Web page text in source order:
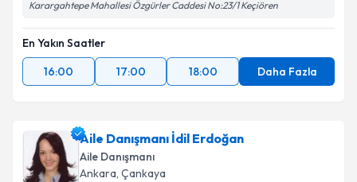
Karargahtepe Mahallesi Özgürler Caddesi No:23/1 Keçiören
En Yakın Saatler
16:00
17:00 18:00 Daha Fazla
Aile Danışmanı İdil Erdoğan
Aile Danışmanı
Ankara, Çankaya